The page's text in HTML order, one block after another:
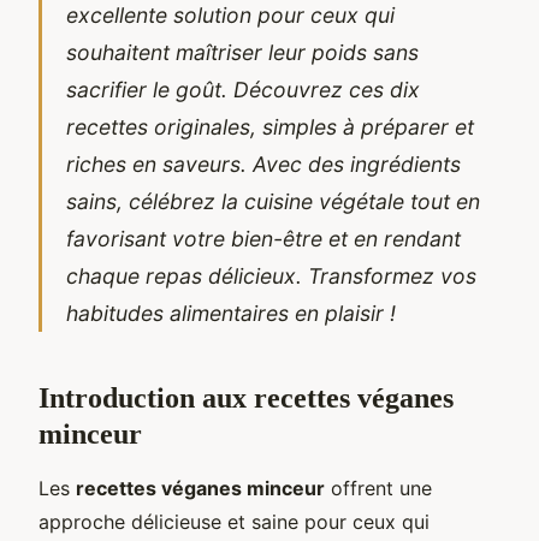
excellente solution pour ceux qui
souhaitent maîtriser leur poids sans
sacrifier le goût. Découvrez ces dix
recettes originales, simples à préparer et
riches en saveurs. Avec des ingrédients
sains, célébrez la cuisine végétale tout en
favorisant votre bien-être et en rendant
chaque repas délicieux. Transformez vos
habitudes alimentaires en plaisir !
Introduction aux recettes véganes
minceur
Les recettes véganes minceur offrent une
approche délicieuse et saine pour ceux qui